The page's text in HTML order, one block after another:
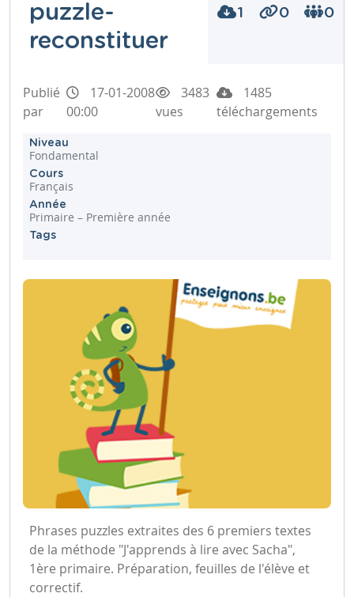
puzzle-
reconstituer
1 0 0
Publié
par
17-01-2008
00:00
3483
vues
1485
téléchargements
Niveau
Fondamental
Cours
Français
Année
Primaire – Première année
Tags
Phrases puzzles extraites des 6 premiers textes
de la méthode "J'apprends à lire avec Sacha",
1ère primaire. Préparation, feuilles de l'élève et
correctif.